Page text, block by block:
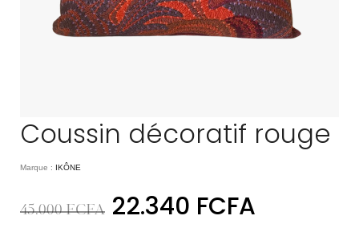
Coussin décoratif rouge
Marque : IKÔNE
45.000FCFA 22.340 FCFA